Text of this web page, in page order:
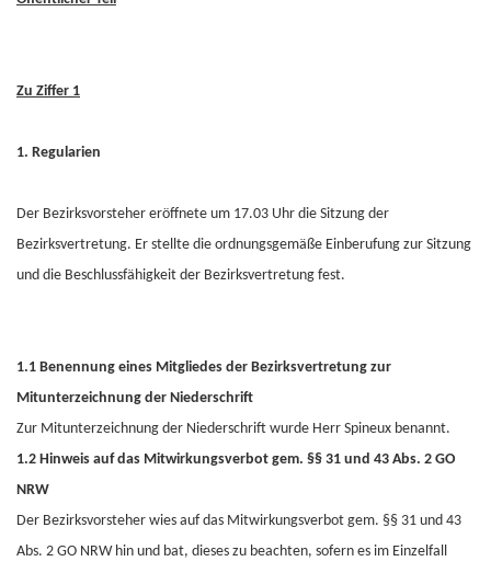
Zu Ziffer 1
1. Regularien
Der Bezirksvorsteher eröffnete um 17.03 Uhr die Sitzung der
Bezirksvertretung. Er stellte die ordnungsgemäße Einberufung zur Sitzung
und die Beschlussfähigkeit der Bezirksvertretung fest.
1.1 Benennung eines Mitgliedes der Bezirksvertretung zur
Mitunterzeichnung der Niederschrift
Zur Mitunterzeichnung der Niederschrift wurde Herr Spineux benannt.
1.2 Hinweis auf das Mitwirkungsverbot gem. §§ 31 und 43 Abs. 2 GO
NRW
Der Bezirksvorsteher wies auf das Mitwirkungsverbot gem. §§ 31 und 43
Abs. 2 GO NRW hin und bat, dieses zu beachten, sofern es im Einzelfall